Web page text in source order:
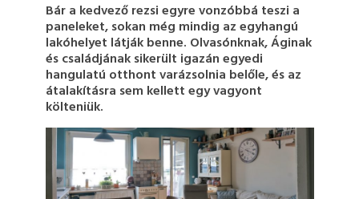
Bár a kedvező rezsi egyre vonzóbbá teszi a
paneleket, sokan még mindig az egyhangú
lakóhelyet látják benne. Olvasónknak, Áginak
és családjának sikerült igazán egyedi
hangulatú otthont varázsolnia belőle, és az
átalakításra sem kellett egy vagyont
költeniük.